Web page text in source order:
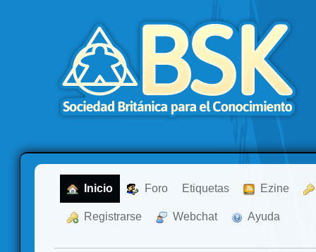
Inicio Foro Etiquetas Ezine
Registrarse Webchat Ayuda